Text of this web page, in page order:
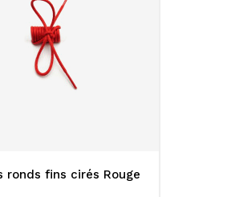
ronds fins cirés Rouge